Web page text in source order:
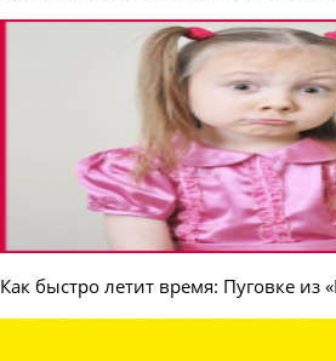
Как быстро летит время: Пуговке из